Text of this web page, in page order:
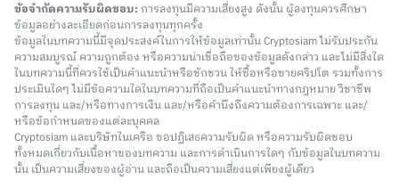
ข้อจำกัดความรับผิดชอบ: การลงทุนมีความเสี่ยงสูง ดังนั้น ผู้ลงทุนควรศึกษา
ข้อมูลอย่างละเอียดก่อนการลงทุนทุกครั้ง
ข้อมูลในบทความนี้มีจุดประสงค์ในการให้ข้อมูลเท่านั้น Cryptosiam ไม่รับประกัน
ความสมบูรณ์ ความถูกต้อง หรือความน่าเชื่อถือของข้อมูลดังกล่าว และไม่มีสิ่งใด
ในบทความนี้ที่ควรใช้เป็นคำแนะนำหรือชักชวน ให้ซื้อหรือขายคริปโต รวมทั้งการ
ประเมินใดๆ ไม่มีข้อความใดในบทความที่ถือเป็นคำแนะนำทางกฎหมาย วิชาชีพ
การลงทุน และ/หรือทางการเงิน และ/หรือคำนึงถึงความต้องการเฉพาะ และ/
หรือข้อกำหนดของแต่ละบุคคล
Cryptosiam และบริษัทในเครือ ขอปฏิเสธความรับผิด หรือความรับผิดชอบ
ทั้งหมดเกี่ยวกับเนื้อหาของบทความ และการดำเนินการใดๆ กับข้อมูลในบทความ
นั้น เป็นความเสี่ยงของผู้อ่าน และถือเป็นความเสี่ยงแต่เพียงผู้เดียว